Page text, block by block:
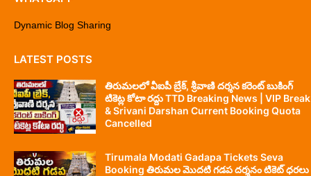
Dynamic Blog Sharing
LATEST POSTS
తిరుమలలో వీఐపీ బ్రేక్, శ్రీవాణి దర్శన కరెంట్ బుకింగ్
టికెట్ల కోటా రద్దు TTD Breaking News | VIP Break
& Srivani Darshan Current Booking Quota
Cancelled
Tirumala Modati Gadapa Tickets Seva
Booking తిరుమల మొదటి గడప దర్శనం టికెట్ ధరలు